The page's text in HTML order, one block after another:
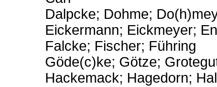
Dalpcke; Dohme;
Eickermann; Eickmeyer;
Falcke; Fischer; Führing
Göde(c)ke; Götze;
Hackemack; Hagedorn;